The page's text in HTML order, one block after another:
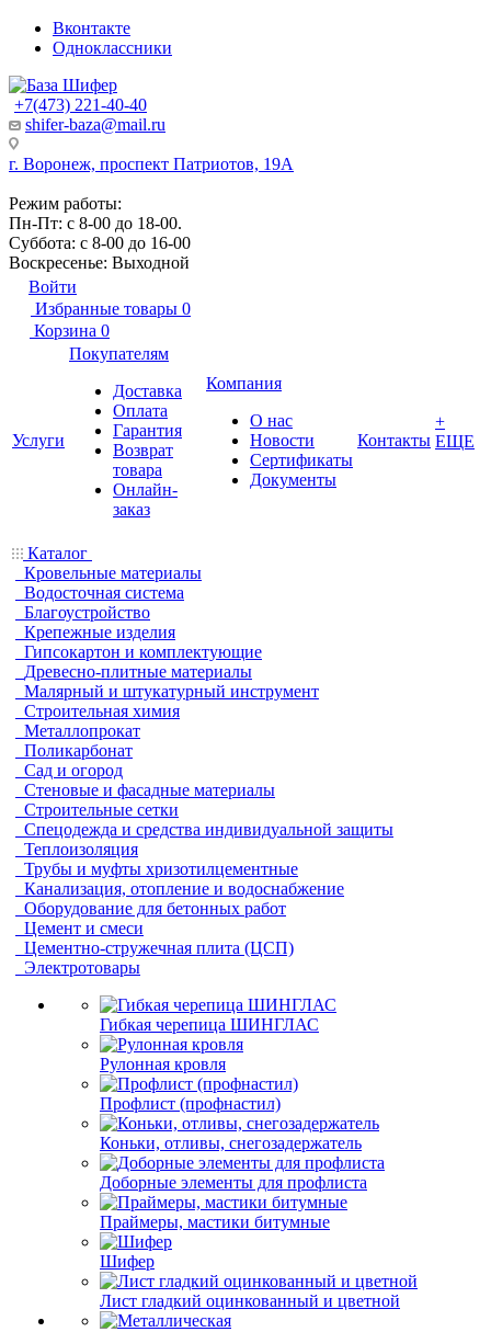
Вконтакте
Одноклассники
+7(473) 221-40-40
shifer-baza@mail.ru
г. Воронеж, проспект Патриотов, 19А
Режим работы:
Пн-Пт: с 8-00 до 18-00.
Суббота: с 8-00 до 16-00
Воскресенье: Выходной
Войти
Избранные товары 0
Корзина 0
Услуги
Покупателям
Доставка
Оплата
Гарантия
Возврат
товара
Онлайн-
заказ
Компания
О нас
Новости
Сертификаты
Документы
Контакты
+
ЕЩЕ
Каталог
Кровельные материалы
Водосточная система
Благоустройство
Крепежные изделия
Гипсокартон и комплектующие
Древесно-плитные материалы
Малярный и штукатурный инструмент
Строительная химия
Металлопрокат
Поликарбонат
Сад и огород
Стеновые и фасадные материалы
Строительные сетки
Спецодежда и средства индивидуальной защиты
Теплоизоляция
Трубы и муфты хризотилцементные
Канализация, отопление и водоснабжение
Оборудование для бетонных работ
Цемент и смеси
Цементно-стружечная плита (ЦСП)
Электротовары
Гибкая черепица ШИНГЛАС
Рулонная кровля
Профлист (профнастил)
Коньки, отливы, снегозадержатель
Доборные элементы для профлиста
Праймеры, мастики битумные
Шифер
Лист гладкий оцинкованный и цветной